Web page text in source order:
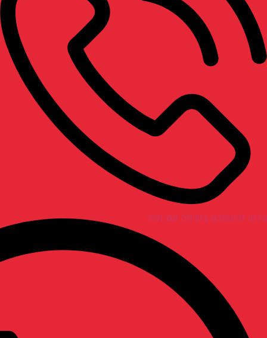
בדקו זכאותכם בשיחה עם נציג